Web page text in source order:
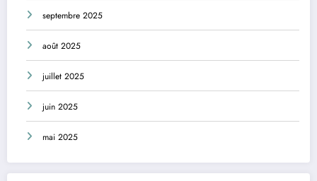
septembre 2025
août 2025
juillet 2025
juin 2025
mai 2025